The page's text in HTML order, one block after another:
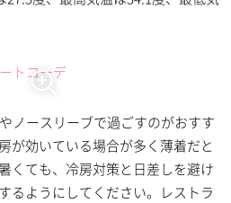
ノースリーブで過ごすのがおすす
が効いている場合が多く薄着だと
くても、冷房対策と日差しを避け
るようにしてください。レストラ